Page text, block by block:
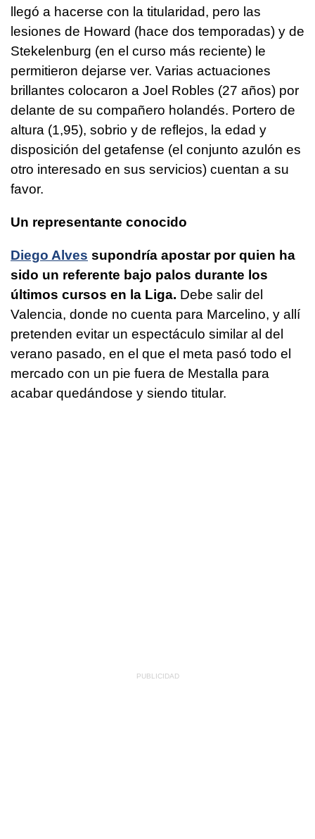
llegó a hacerse con la titularidad, pero las
lesiones de Howard (hace dos temporadas) y de
Stekelenburg (en el curso más reciente) le
permitieron dejarse ver. Varias actuaciones
brillantes colocaron a Joel Robles (27 años) por
delante de su compañero holandés. Portero de
altura (1,95), sobrio y de reflejos, la edad y
disposición del getafense (el conjunto azulón es
otro interesado en sus servicios) cuentan a su
favor.
Un representante conocido
Diego Alves supondría apostar por quien ha
sido un referente bajo palos durante los
últimos cursos en la Liga. Debe salir del
Valencia, donde no cuenta para Marcelino, y allí
pretenden evitar un espectáculo similar al del
verano pasado, en el que el meta pasó todo el
mercado con un pie fuera de Mestalla para
acabar quedándose y siendo titular.